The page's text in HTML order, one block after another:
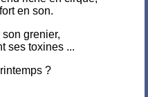
en son.
grenier,
ses toxines ...
?